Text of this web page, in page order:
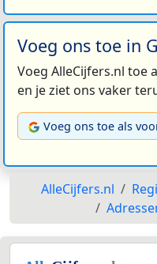
Voeg ons toe in
Voeg AlleCijfers.nl toe
en je ziet ons vaker
Voeg ons toe als
AlleCijfers.nl